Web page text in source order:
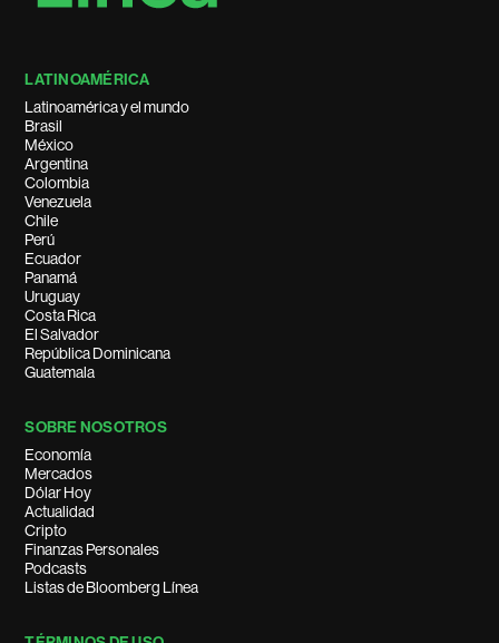
LATINOAMÉRICA
Latinoamérica y el mundo
Brasil
México
Argentina
Colombia
Venezuela
Chile
Perú
Ecuador
Panamá
Uruguay
Costa Rica
El Salvador
República Dominicana
Guatemala
SOBRE NOSOTROS
Economía
Mercados
Dólar Hoy
Actualidad
Cripto
Finanzas Personales
Podcasts
Listas de Bloomberg Línea